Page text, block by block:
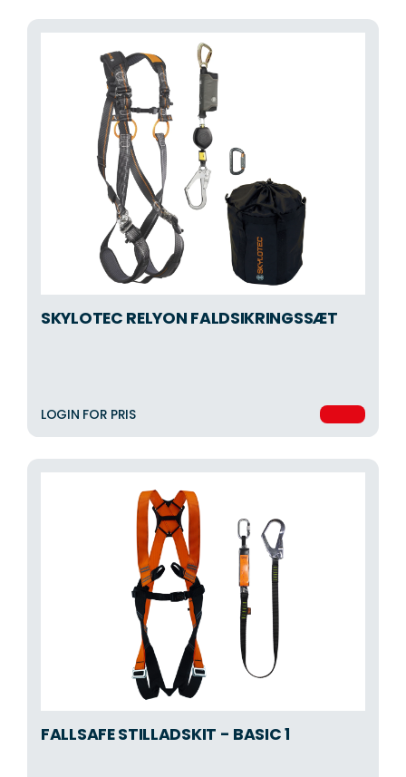
SKYLOTEC RELYON FALDSIKRINGSSÆT
LOGIN FOR PRIS
FALLSAFE STILLADSKIT - BASIC 1